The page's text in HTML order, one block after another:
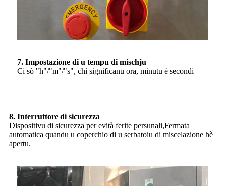
7. Impostazione di u tempu di mischju
Ci sò "h"/"m"/"s", chì significanu ora, minutu è secondi
8. Interruttore di sicurezza
Dispositivu di sicurezza per evità ferite persunali,Fermata
automatica quandu u coperchio di u serbatoiu di miscelazione hè
apertu.